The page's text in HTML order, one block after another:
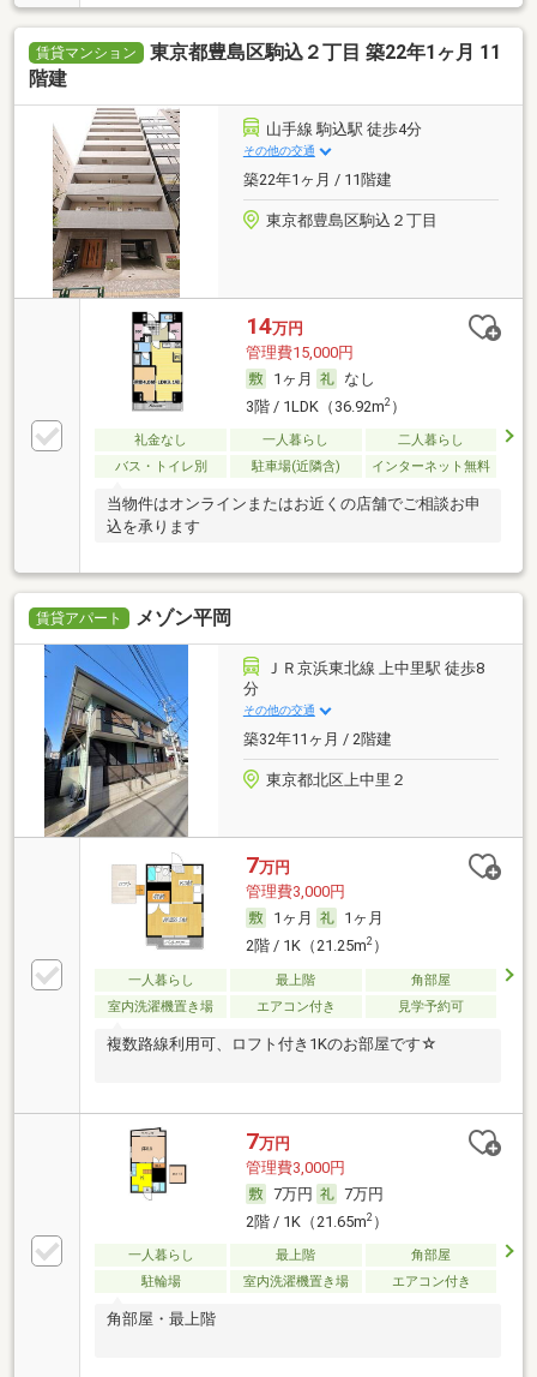
賃貸マンション
東京都豊島区駒込２丁目 築22年1ヶ月 11
階建
山手線 駒込駅 徒歩4分
その他の交通
築22年1ヶ月 / 11階建
東京都豊島区駒込２丁目
14万円
管理費15,000円
1ヶ月
なし
3階 / 1LDK（36.92m2）
礼金なし 一人暮らし
二人暮らし
バス・トイレ別
駐車場(近隣含) インターネット無料
当物件はオンラインまたはお近くの店舗でご相談お申
込を承ります
賃貸アパート メゾン平岡
ＪＲ京浜東北線 上中里駅 徒歩8
分
その他の交通
築32年11ヶ月 / 2階建
東京都北区上中里２
7万円
管理費3,000円
1ヶ月
1ヶ月
2階 / 1K（21.25m2）
一人暮らし 最上階
角部屋
室内洗濯機置き場
エアコン付き 見学予約可
複数路線利用可、ロフト付き1Kのお部屋です☆
7万円
管理費3,000円
7万円
7万円
2階 / 1K（21.65m2）
一人暮らし 最上階
角部屋
駐輪場
室内洗濯機置き場 エアコン付き
角部屋・最上階